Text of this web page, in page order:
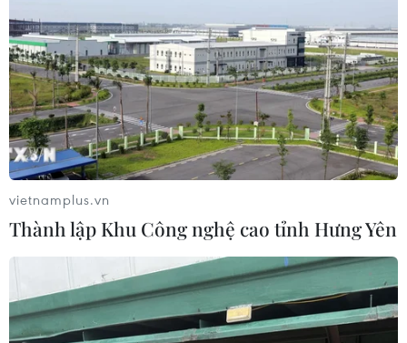
vietnamplus.vn
Thành lập Khu Công nghệ cao tỉnh Hưng Yên